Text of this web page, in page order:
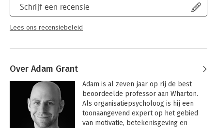
Schrijf een recensie
Lees ons recensiebeleid
Over Adam Grant
Adam is al zeven jaar op rij de best
beoordeelde professor aan Wharton.
Als organisatiepsycholoog is hij een
toonaangevend expert op het gebied
van motivatie, betekenisgeving en